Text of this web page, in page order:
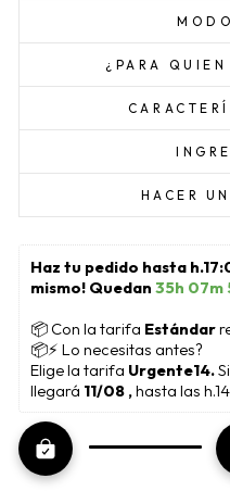
¿PARA
HACER
Haz tu pedido hasta
mismo! Quedan 35h 07m
📦 Con la tarifa Estándar
📦⚡ Lo necesitas antes?
Elige la tarifa Urgente14.
llegará 11/08 , hasta las